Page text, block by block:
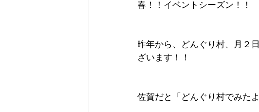
春！！イベントシーズン！！
昨年から、どんぐり村、月２
ざいます！！
佐賀だと「どんぐり村でみた